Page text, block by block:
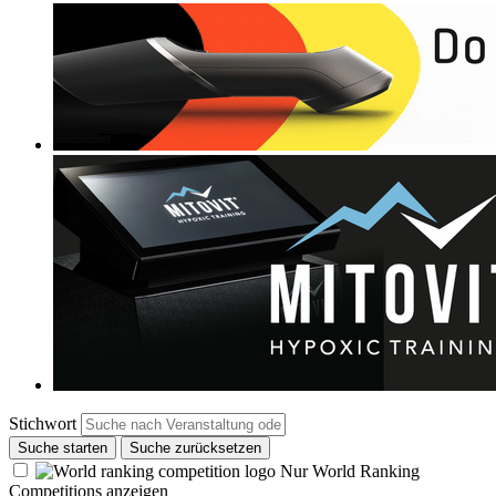
Stichwort
Suche starten Suche zurücksetzen
Nur World Ranking
Competitions anzeigen